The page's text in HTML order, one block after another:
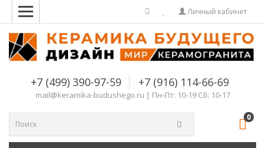
Комплектующие для компьютера
Личный кабинет
+7 (499) 390-97-59 +7 (916) 114-66-69
mail@keramika-budushego.ru | Пн-Пт: 10-19 Сб: 10-17
0